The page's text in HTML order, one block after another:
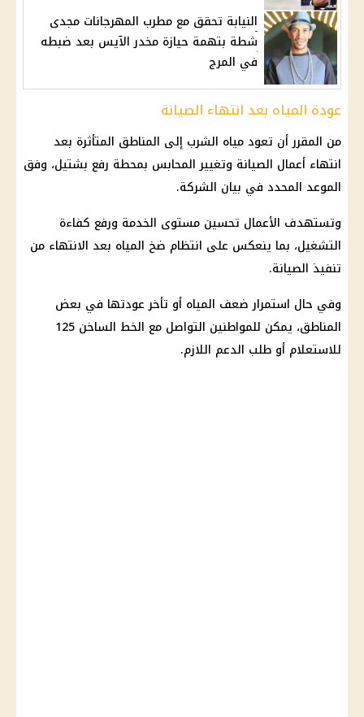
النيابة تحقق مع مطرب المهرجانات مجدى
شطة بتهمة حيازة مخدر الآيس بعد ضبطه
في المرج
عودة المياه بعد انتهاء الصيانة
من المقرر أن تعود مياه الشرب إلى المناطق المتأثرة بعد
انتهاء أعمال الصيانة وتغيير المحابس بمحطة رفع بشتيل، وفق
الموعد المحدد في بيان الشركة.
وتستهدف الأعمال تحسين مستوى الخدمة ورفع كفاءة
التشغيل، بما ينعكس على انتظام ضخ المياه بعد الانتهاء من
تنفيذ الصيانة.
وفي حال استمرار ضعف المياه أو تأخر عودتها في بعض
المناطق، يمكن للمواطنين التواصل مع الخط الساخن 125
للاستعلام أو طلب الدعم اللازم.